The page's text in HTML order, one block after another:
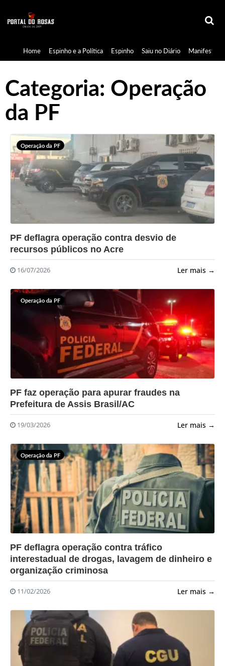
Home Espinho e a Política Espinho Saiu no Diário
Categoria: Operação
da PF
Operação da PF
?>
PF deflagra operação contra desvio de
recursos públicos no Acre
16/07/2026 Ler mais →
Operação da PF
?>
PF faz operação para apurar fraudes na
Prefeitura de Assis Brasil/AC
19/03/2026 Ler mais →
Operação da PF
?>
PF deflagra operação contra tráfico
interestadual de drogas, lavagem de dinheiro e
organização criminosa
11/02/2026 Ler mais →